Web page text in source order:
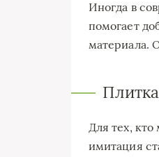
Иногда в
помогает
материала.
Для тех, кто
имитация